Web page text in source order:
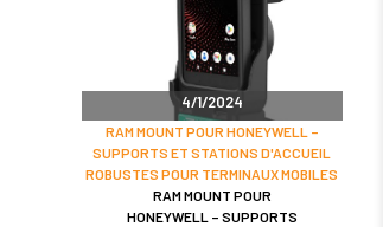
4/1/2024
RAM MOUNT POUR HONEYWELL –
SUPPORTS ET STATIONS D'ACCUEIL
ROBUSTES POUR TERMINAUX MOBILES
RAM MOUNT POUR
HONEYWELL – SUPPORTS